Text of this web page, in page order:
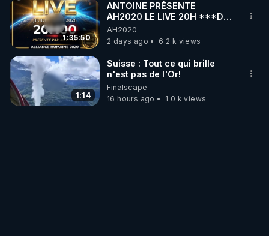
1:35:50
ANTOINE PRÉSENTE
AH2020 LE LIVE 20H ***DU
06/08/2026***
AH2020
2 days ago
6.2 k views
1:14
Suisse : Tout ce qui brille
n'est pas de l'Or!
Finalscape
16 hours ago
1.0 k views